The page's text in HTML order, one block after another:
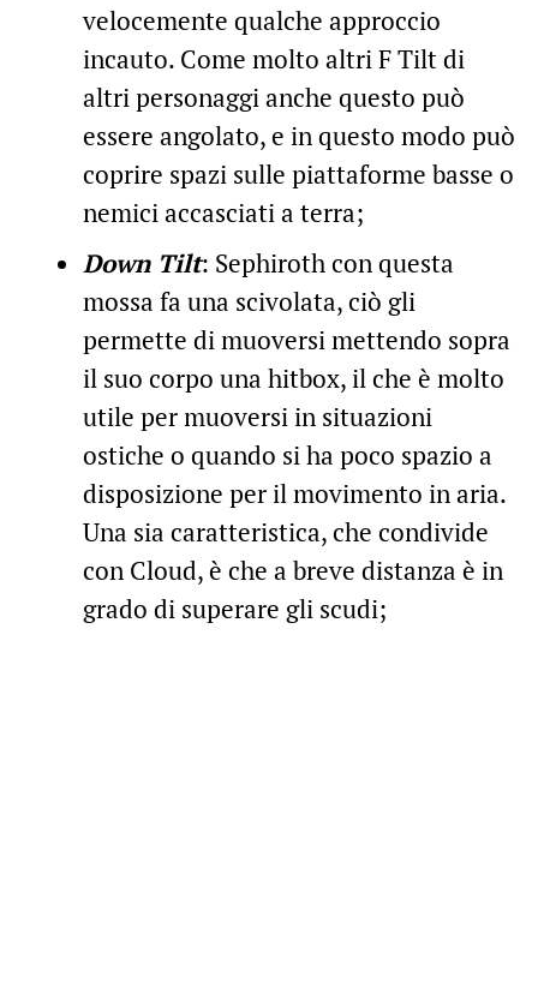
velocemente qualche approccio
incauto. Come molto altri F Tilt di
altri personaggi anche questo può
essere angolato, e in questo modo può
coprire spazi sulle piattaforme basse o
nemici accasciati a terra;
Down Tilt: Sephiroth con questa
mossa fa una scivolata, ciò gli
permette di muoversi mettendo sopra
il suo corpo una hitbox, il che è molto
utile per muoversi in situazioni
ostiche o quando si ha poco spazio a
disposizione per il movimento in aria.
Una sia caratteristica, che condivide
con Cloud, è che a breve distanza è in
grado di superare gli scudi;